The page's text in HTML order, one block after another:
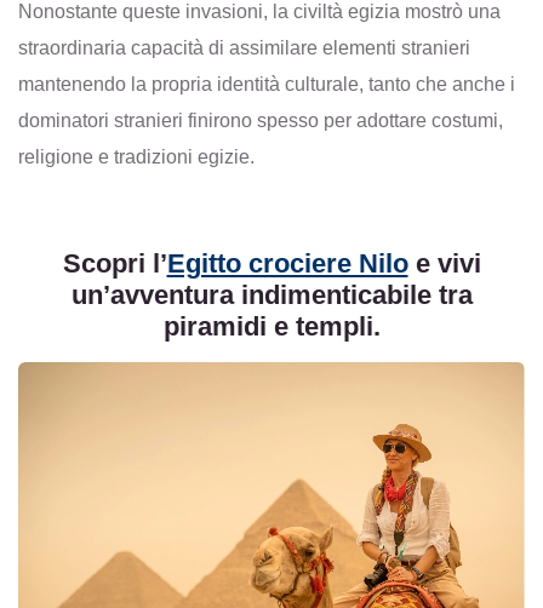
Nonostante queste invasioni, la civiltà egizia mostrò una
straordinaria capacità di assimilare elementi stranieri
mantenendo la propria identità culturale, tanto che anche i
dominatori stranieri finirono spesso per adottare costumi,
religione e tradizioni egizie.
Scopri l’Egitto crociere Niloe vivi
un’avventura indimenticabile tra
piramidi e templi.